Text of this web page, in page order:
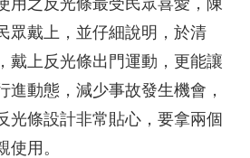
眾戴上，並仔細說明，於清
戴上反光條出門運動，更能讓
進動態，減少事故發生機會，
光條設計非常貼心，要拿兩個
使用。